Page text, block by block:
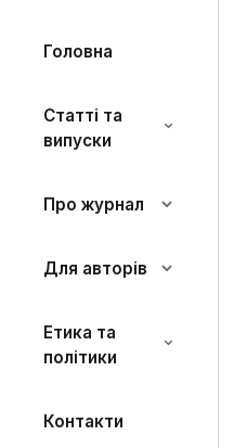
Головна
Статті та
випуски
Про журнал
Для авторів
Етика та
політики
Контакти